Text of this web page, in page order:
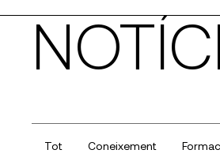
El Col·legi
Tot Coneixement